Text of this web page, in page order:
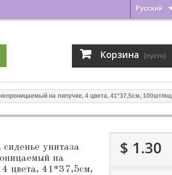
Русский
Корзина (пусто)
на липучке, 4 цвета, 41*37,5см, 100шт/ящ
унитаза
на
4 цвета, 41*37,5см,
$ 1.30